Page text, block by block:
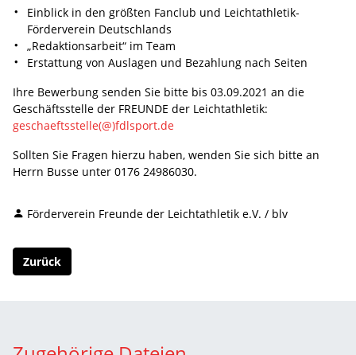
Einblick in den größten Fanclub und Leichtathletik-
Förderverein Deutschlands
„Redaktionsarbeit“ im Team
Erstattung von Auslagen und Bezahlung nach Seiten
Ihre Bewerbung senden Sie bitte bis 03.09.2021 an die
Geschäftsstelle der FREUNDE der Leichtathletik:
geschaeftsstelle(@)fdlsport.de
Sollten Sie Fragen hierzu haben, wenden Sie sich bitte an
Herrn Busse unter 0176 24986030.
Förderverein Freunde der Leichtathletik e.V. / blv
Zurück